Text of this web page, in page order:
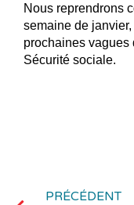
Nous reprendrons
semaine de
prochaines vagues
Sécurité sociale.
PRÉCÉDENT